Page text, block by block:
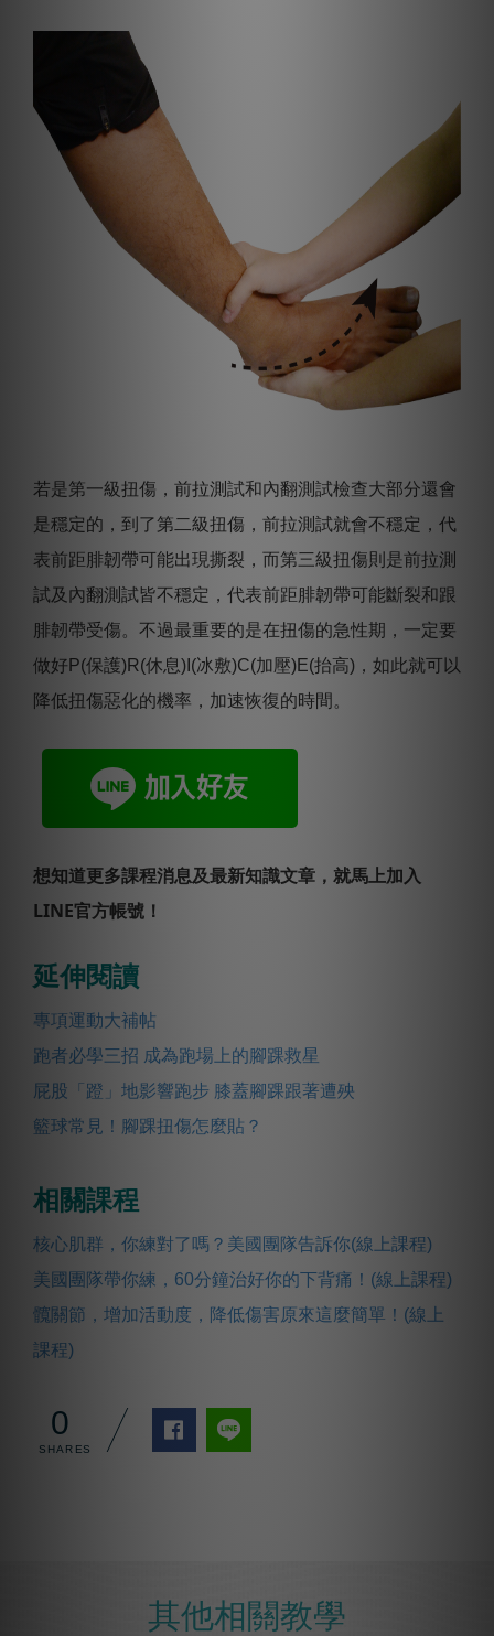
若是第一級扭傷，前拉測試和內翻測試檢查大部分還會
是穩定的，到了第二級扭傷，前拉測試就會不穩定，代
表前距腓韌帶可能出現撕裂，而第三級扭傷則是前拉測
試及內翻測試皆不穩定，代表前距腓韌帶可能斷裂和跟
腓韌帶受傷。不過最重要的是在扭傷的急性期，一定要
做好P(保護)R(休息)I(冰敷)C(加壓)E(抬高)，如此就可以
降低扭傷惡化的機率，加速恢復的時間。
想知道更多課程消息及最新知識文章，就馬上加入
LINE官方帳號！
延伸閱讀
專項運動大補帖
跑者必學三招 成為跑場上的腳踝救星
屁股「蹬」地影響跑步 膝蓋腳踝跟著遭殃
籃球常見！腳踝扭傷怎麼貼？
相關課程
核心肌群，你練對了嗎？美國團隊告訴你(線上課程)
美國團隊帶你練，60分鐘治好你的下背痛！(線上課程)
髖關節，增加活動度，降低傷害原來這麼簡單！(線上
課程)
0
其他相關教學